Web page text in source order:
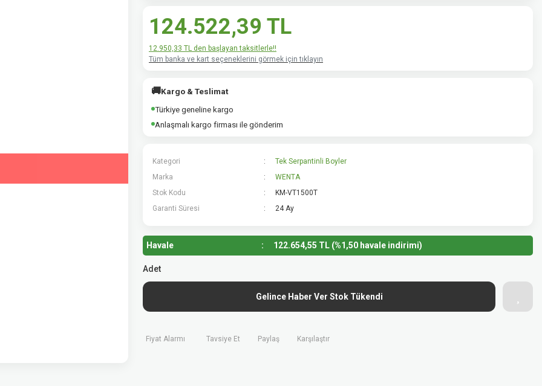
124.522,39 TL
12.950,33 TL den başlayan taksitlerle!!
Tüm banka ve kart seçeneklerini görmek için tıklayın
🚚Kargo & Teslimat
Türkiye geneline kargo
Anlaşmalı kargo firması ile gönderim
Kategori
Tek Serpantinli Boyler
Marka
WENTA
Stok Kodu
KM-VT1500T
Garanti Süresi
24 Ay
Havale 122.654,55 TL (%1,50 havale indirimi)
Adet
Gelince Haber Ver Stok Tükendi
Fiyat Alarmı Tavsiye Et Paylaş Karşılaştır